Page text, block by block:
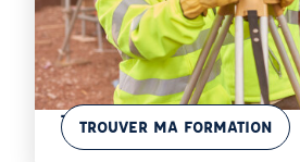
Travaux Publics
En savoir plus
TROUVER MA FORMATION